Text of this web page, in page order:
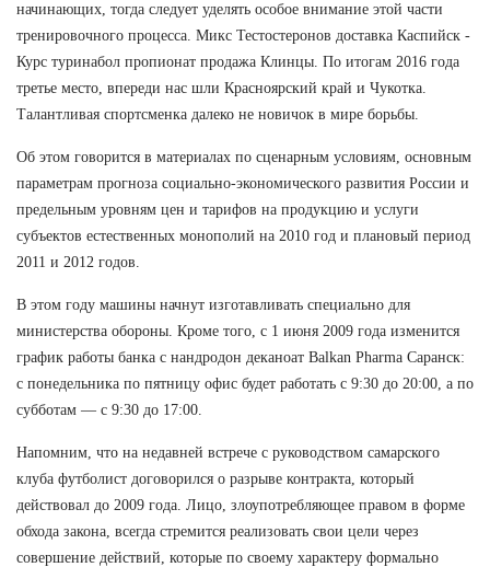
начинающих, тогда следует уделять особое внимание этой части
тренировочного процесса. Микс Тестостеронов доставка Каспийск -
Курс туринабол пропионат продажа Клинцы. По итогам 2016 года
третье место, впереди нас шли Красноярский край и Чукотка.
Талантливая спортсменка далеко не новичок в мире борьбы.
Об этом говорится в материалах по сценарным условиям, основным
параметрам прогноза социально-экономического развития России и
предельным уровням цен и тарифов на продукцию и услуги
субъектов естественных монополий на 2010 год и плановый период
2011 и 2012 годов.
В этом году машины начнут изготавливать специально для
министерства обороны. Кроме того, с 1 июня 2009 года изменится
график работы банка с нандродон деканоат Balkan Pharma Саранск:
с понедельника по пятницу офис будет работать с 9:30 до 20:00, а по
субботам — с 9:30 до 17:00.
Напомним, что на недавней встрече с руководством самарского
клуба футболист договорился о разрыве контракта, который
действовал до 2009 года. Лицо, злоупотребляющее правом в форме
обхода закона, всегда стремится реализовать свои цели через
совершение действий, которые по своему характеру формально